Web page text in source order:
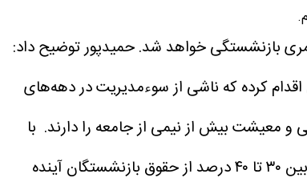
بازنشستگی خواهد شد.حمیدپور توضیح داد:
صندوق تأمین اجتماعی اقدام کرده که ناشی از سوءمدیریت در دهه‌های
و معیشت بیش از نیمی از جامعه را دارند. با
تغییر ماده ۷۷ قانون تأمین اجتماعی و جایگزینی میانگین دوسال آخر پرداخت حق بیمه با میانگین تمام سنوات بازنشستگی، عملاً بین ۳۰ تا ۴۰ درصد از حقوق بازنشستگان آینده